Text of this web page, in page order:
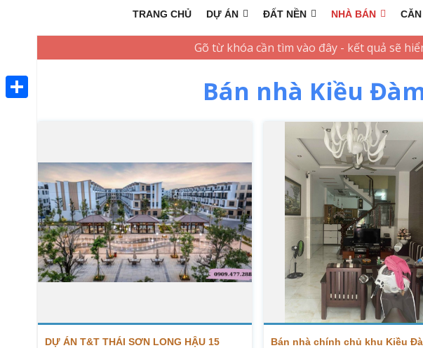
TRANG CHỦ DỰ ÁN ĐẤT NỀN NHÀ BÁN
Bán nhà Kiều
DỰ ÁN T&T THÁI SƠN LONG HẬU 15
Bán nhà chính chủ khu Kiều